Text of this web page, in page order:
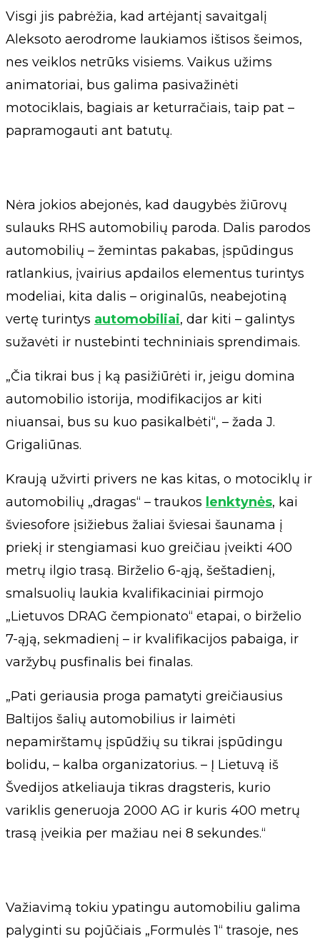
Visgi jis pabrėžia, kad artėjantį savaitgalį
Aleksoto aerodrome laukiamos ištisos šeimos,
nes veiklos netrūks visiems. Vaikus užims
animatoriai, bus galima pasivažinėti
motociklais, bagiais ar keturračiais, taip pat –
papramogauti ant batutų.
Nėra jokios abejonės, kad daugybės žiūrovų
sulauks RHS automobilių paroda. Dalis parodos
automobilių – žemintas pakabas, įspūdingus
ratlankius, įvairius apdailos elementus turintys
modeliai, kita dalis – originalūs, neabejotiną
vertę turintys automobiliai, dar kiti – galintys
sužavėti ir nustebinti techniniais sprendimais.
„Čia tikrai bus į ką pasižiūrėti ir, jeigu domina
automobilio istorija, modifikacijos ar kiti
niuansai, bus su kuo pasikalbėti“, – žada J.
Grigaliūnas.
Kraują užvirti privers ne kas kitas, o motociklų ir
automobilių „dragas“ – traukos lenktynės, kai
šviesofore įsižiebus žaliai šviesai šaunama į
priekį ir stengiamasi kuo greičiau įveikti 400
metrų ilgio trasą. Birželio 6-ąją, šeštadienį,
smalsuolių laukia kvalifikaciniai pirmojo
„Lietuvos DRAG čempionato“ etapai, o birželio
7-ąją, sekmadienį – ir kvalifikacijos pabaiga, ir
varžybų pusfinalis bei finalas.
„Pati geriausia proga pamatyti greičiausius
Baltijos šalių automobilius ir laimėti
nepamirštamų įspūdžių su tikrai įspūdingu
bolidu, – kalba organizatorius. – Į Lietuvą iš
Švedijos atkeliauja tikras dragsteris, kurio
variklis generuoja 2000 AG ir kuris 400 metrų
trasą įveikia per mažiau nei 8 sekundes.“
Važiavimą tokiu ypatingu automobiliu galima
palyginti su pojūčiais „Formulės 1“ trasoje, nes